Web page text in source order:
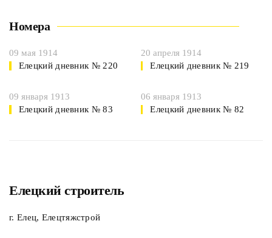
Номера
09 мая 1914
Елецкий дневник № 220
20 апреля 1914
Елецкий дневник № 219
09 января 1913
Елецкий дневник № 83
06 января 1913
Елецкий дневник № 82
Елецкий строитель
г. Елец, Елецтяжстрой